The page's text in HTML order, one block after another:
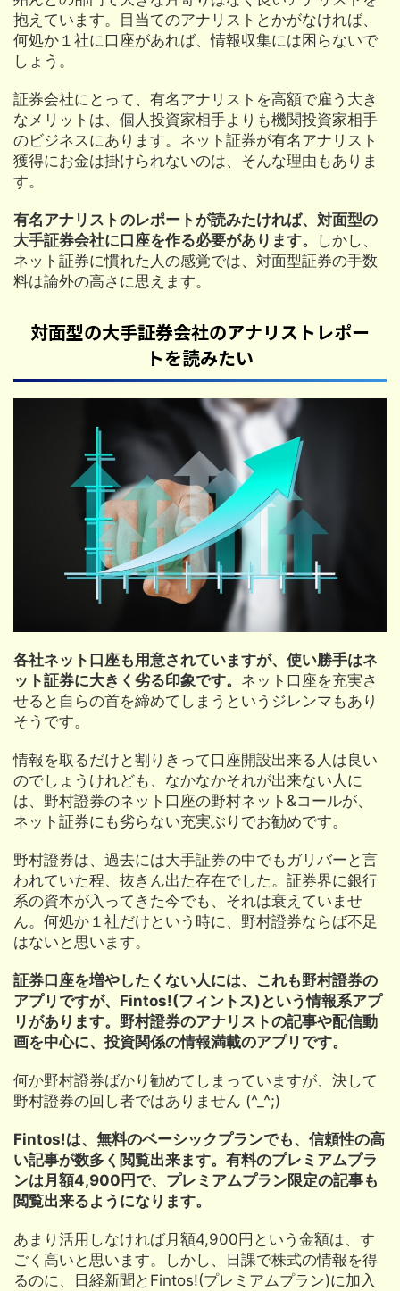
抱えています。目当てのアナリストとかがなければ、
何処か１社に口座があれば、情報収集には困らないで
しょう。
証券会社にとって、有名アナリストを高額で雇う大き
なメリットは、個人投資家相手よりも機関投資家相手
のビジネスにあります。ネット証券が有名アナリスト
獲得にお金は掛けられないのは、そんな理由もありま
す。
有名アナリストのレポートが読みたければ、対面型の
大手証券会社に口座を作る必要があります。
しかし、
ネット証券に慣れた人の感覚では、対面型証券の手数
料は論外の高さに思えます。
対面型の大手証券会社のアナリストレポー
トを読みたい
各社ネット口座も用意されていますが、使い勝手はネ
ット証券に大きく劣る印象です。 ネット口座を充実さ
せると自らの首を締めてしまうというジレンマもあり
そうです。
情報を取るだけと割りきって口座開設出来る人は良い
のでしょうけれども、なかなかそれが出来ない人に
は、野村證券のネット口座の野村ネット&コールが、
ネット証券にも劣らない充実ぶりでお勧めです。
野村證券は、過去には大手証券の中でもガリバーと言
われていた程、抜きん出た存在でした。証券界に銀行
系の資本が入ってきた今でも、それは衰えていませ
ん。何処か１社だけという時に、野村證券ならば不足
はないと思います。
証券口座を増やしたくない人には、これも野村證券の
アプリですが、Fintos!(フィントス)という情報系アプ
リがあります。野村證券のアナリストの記事や配信動
画を中心に、投資関係の情報満載のアプリです。
何か野村證券ばかり勧めてしまっていますが、決して
野村證券の回し者ではありません (^_^;)
Fintos!は、無料のベーシックプランでも、信頼性の高
い記事が数多く閲覧出来ます。有料のプレミアムプラ
ンは月額4,900円で、プレミアムプラン限定の記事も
閲覧出来るようになります。
あまり活用しなければ月額4,900円という金額は、す
ごく高いと思います。しかし、日課で株式の情報を得
るのに、日経新聞とFintos!(プレミアムプラン)に加入